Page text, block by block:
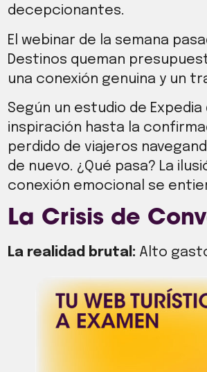
decepcionantes.
El webinar de la semana
Destinos queman
una conexión genuina y un
Según un estudio de
inspiración hasta la
perdido de viajeros
de nuevo. ¿Qué pasa? La
conexión emocional se
La Crisis de
La realidad brutal: Alto